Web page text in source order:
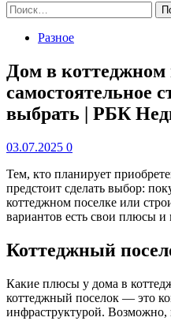
Найти:
Разное
Дом в коттеджном
самостоятельное
выбрать | РБК
03.07.2025 0
Тем, кто планирует
предстоит сделать выбор:
коттеджном поселке или
вариантов есть свои плюсы
Коттеджный
Какие плюсы у дома в
коттеджный поселок — это
инфраструктурой. Возможно,